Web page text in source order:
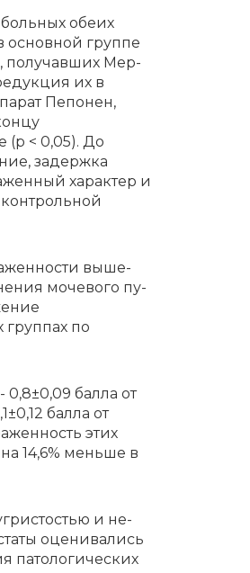
обе­их
основ­ной груп­пе
по­лу­чав­ших Мер­
их в
Пепонен,
(p < 0,05). До
задержка
характер и
вы­ше­
мо­че­во­го пу­
по
бал­ла от
балла от
этих
14,6% меньше в
и не­
оце­ни­ва­лись
па­то­ло­ги­че­ских